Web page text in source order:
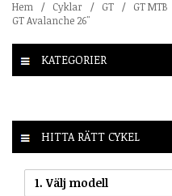
Hem / Cyklar / GT / GT MTB
GT Avalanche 26"
KATEGORIER
HITTA RÄTT CYKEL
1. Välj modell